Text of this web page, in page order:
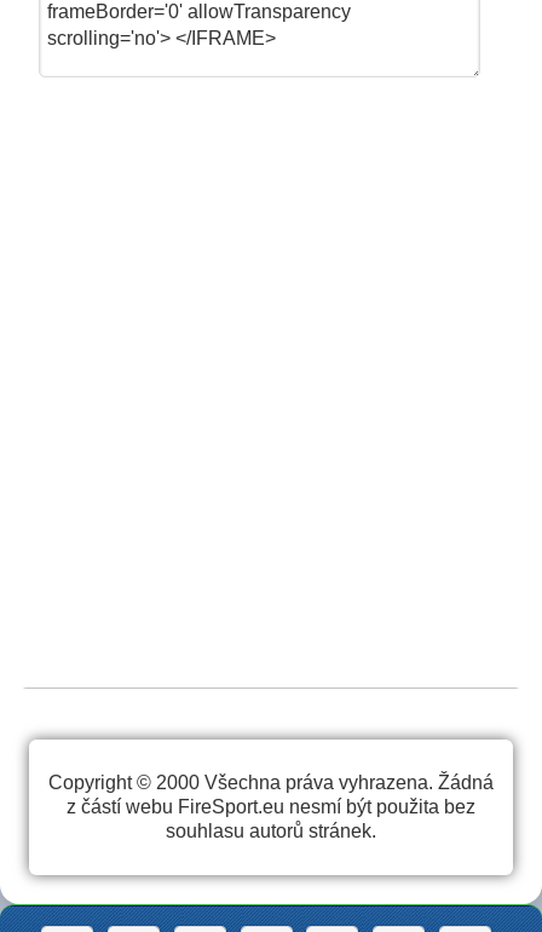
Copyright © 2000 Všechna práva vyhrazena. Žádná
z částí webu FireSport.eu nesmí být použita bez
souhlasu autorů stránek.